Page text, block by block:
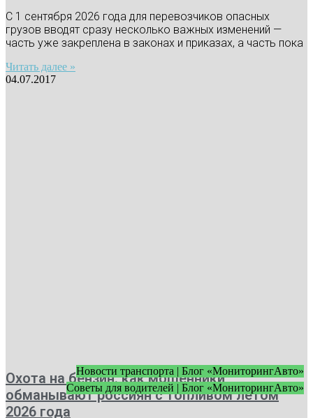
С 1 сентября 2026 года для перевозчиков опасных
грузов вводят сразу несколько важных изменений —
часть уже закреплена в законах и приказах, а часть пока
Читать далее »
04.07.2017
Новости транспорта | Блог «МониторингАвто»
Советы для водителей | Блог «МониторингАвто»
Охота на бензин: как мошенники
обманывают россиян с топливом летом
2026 года